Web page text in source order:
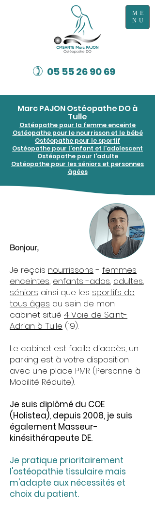
ME
NU
) 05 55 26 90 69
Marc PAJON Ostéopathe DO à
Tulle
Ostéopathe pour la femme enceinte
Ostéopathe pour le nourrisson et le bébé
Ostéopathe pour le sportif
Ostéopathe pour l'enfant et l'adolescent
Ostéopathe pour l'adulte
Ostéopathe pour les séniors et personnes
âgées
Bonjour,
Je reçois nourrissons - femmes
enceintes, enfants -ados, adultes,
séniors ainsi que les sportifs de
tous âges au sein de mon
cabinet situé 4 Voie de Saint-
Adrian à Tulle (19).
Le cabinet est facile d'accès, un
parking est à votre disposition
avec une place PMR (Personne à
Mobilité Réduite).
Je suis diplômé du COE
(Holistea), depuis 2008, je suis
également Masseur-
kinésithérapeute DE.
Je pratique prioritairement
l'ostéopathie tissulaire mais
m'adapte aux nécessités et
choix du patient.